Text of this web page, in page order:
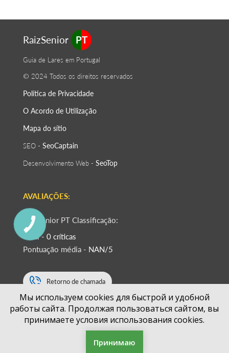
RaizSenior PT
Guia de Lares em Portugal
© 2024 Todos os direitos reservados
Política de Privacidade
O Acordo de Utilização
Mapa do sítio
SEO - SeoСaptain
Desenvolvimento Web - SeoTop
AVALIAÇÕES:
RaizSénior PT Classificação:
Total - 0 críticas
Pontuação média - NAN/5
Retorno de chamada
+351
Мы используем cookies для быстрой и удобной
работы сайта. Продолжая пользоваться сайтом, вы
принимаете условия использования cookies.
Принимаю
КНОПКА
ЗВ'ЯЗКУ